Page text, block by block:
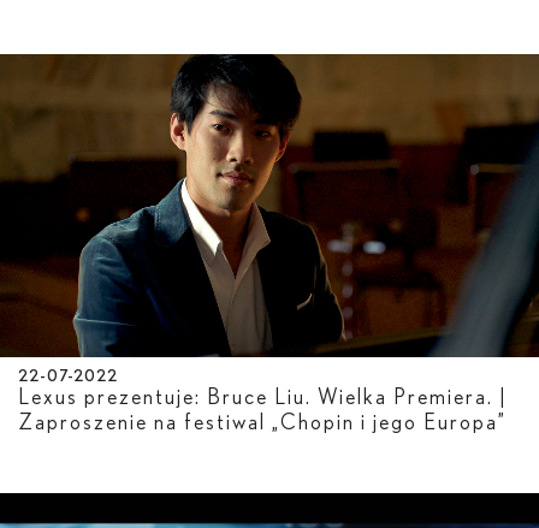
22-07-2022
Lexus prezentuje: Bruce Liu. Wielka Premiera. |
Zaproszenie na festiwal „Chopin i jego Europa”